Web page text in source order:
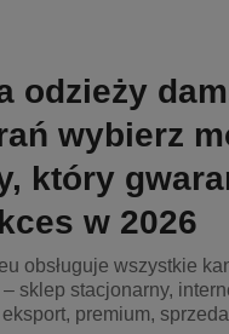
odzieży
wybierz
który
w 2026
obsługuje wszystkie
sklep stacjonarny,
premium,